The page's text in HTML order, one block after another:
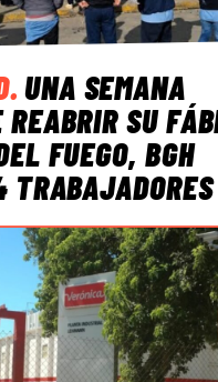
.UNA SEMANA
REABRIR SU
FUEGO, BGH
TRABAJADORES